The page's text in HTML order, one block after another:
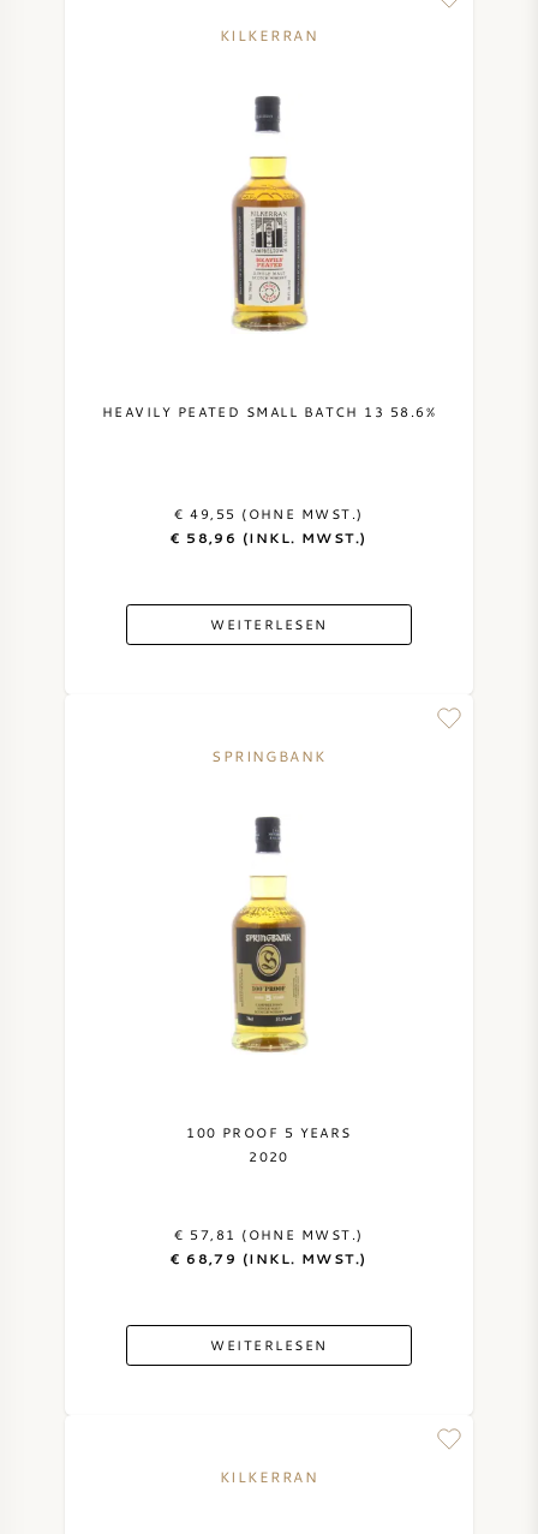
KILKERRAN
HEAVILY PEATED SMALL BATCH 13 58.6%
€ 49,55 (OHNE MWST.)
€ 58,96 (INKL. MWST.)
WEITERLESEN
SPRINGBANK
100 PROOF 5 YEARS
2020
€ 57,81 (OHNE MWST.)
€ 68,79 (INKL. MWST.)
WEITERLESEN
KILKERRAN